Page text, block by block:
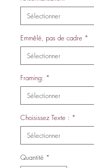
Emmêlé, pas de cadre *
Framing: *
Choisissez Texte : *
Quantité *